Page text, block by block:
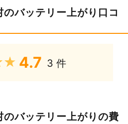
バッテリー上がり口コ
4.7 3 件
バッテリー上がりの費